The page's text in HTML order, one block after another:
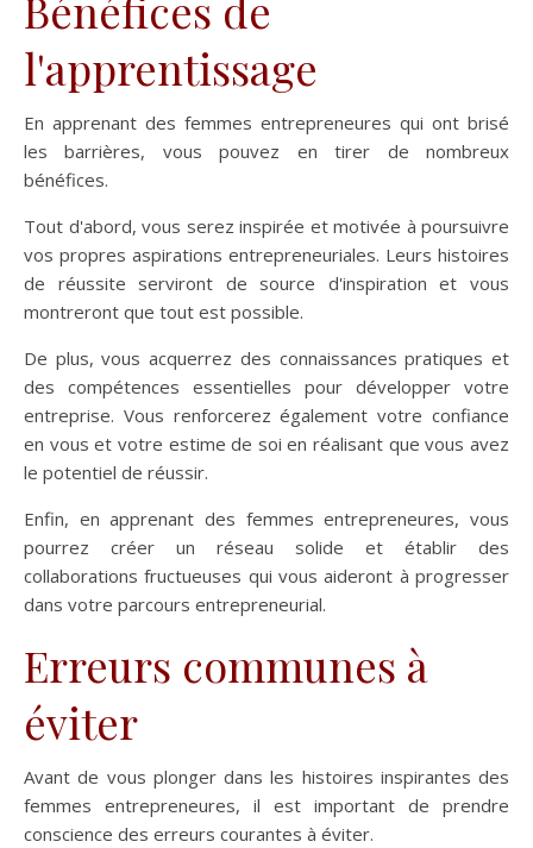
l'apprentissage
En apprenant des femmes entrepreneures qui ont brisé
les barrières, vous pouvez en tirer de nombreux
bénéfices.
Tout d'abord, vous serez inspirée et motivée à poursuivre
vos propres aspirations entrepreneuriales. Leurs histoires
de réussite serviront de source d'inspiration et vous
montreront que tout est possible.
De plus, vous acquerrez des connaissances pratiques et
des compétences essentielles pour développer votre
entreprise. Vous renforcerez également votre confiance
en vous et votre estime de soi en réalisant que vous avez
le potentiel de réussir.
Enfin, en apprenant des femmes entrepreneures, vous
pourrez créer un réseau solide et établir des
collaborations fructueuses qui vous aideront à progresser
dans votre parcours entrepreneurial.
Erreurs communes à
éviter
Avant de vous plonger dans les histoires inspirantes des
femmes entrepreneures, il est important de prendre
conscience des erreurs courantes à éviter.